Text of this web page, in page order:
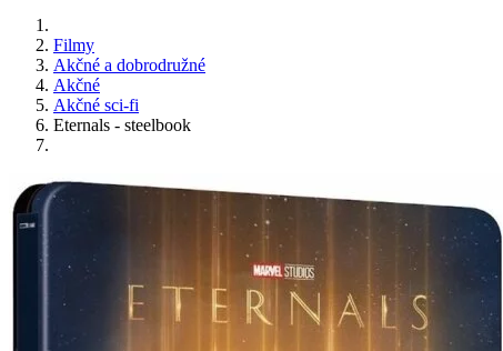
Filmy
Akčné a dobrodružné
Akčné
Akčné sci-fi
Eternals - steelbook